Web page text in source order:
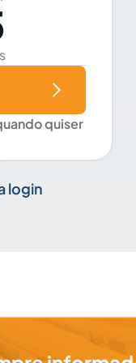
quiser
login